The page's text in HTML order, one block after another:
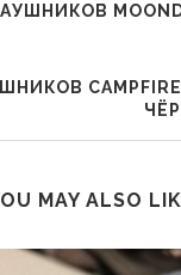
CAMPFIRE
MAY ALSO